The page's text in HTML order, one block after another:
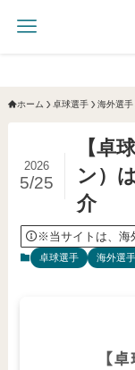
※当
ホーム 卓球選手 海外選手
【卓
ン）
介
2026
5/25
※当サイトは、海
卓球選手 海外選手